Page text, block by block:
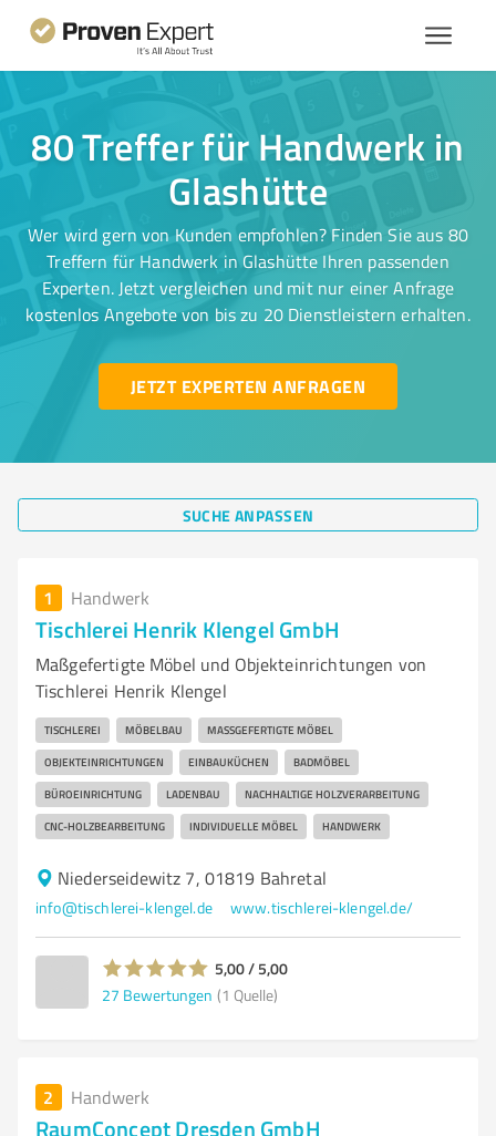
80 Treffer für Handwerk in
Glashütte
Wer wird gern von Kunden empfohlen? Finden Sie aus 80
Treffern für Handwerk in Glashütte Ihren passenden
Experten. Jetzt vergleichen und mit nur einer Anfrage
kostenlos Angebote von bis zu 20 Dienstleistern erhalten.
JETZT EXPERTEN ANFRAGEN
SUCHE ANPASSEN
1 Handwerk
Tischlerei Henrik Klengel GmbH
Maßgefertigte Möbel und Objekteinrichtungen von
Tischlerei Henrik Klengel
TISCHLEREI MÖBELBAU MASSGEFERTIGTE MÖBEL
OBJEKTEINRICHTUNGEN EINBAUKÜCHEN BADMÖBEL
BÜROEINRICHTUNG LADENBAU NACHHALTIGE HOLZVERARBEITUNG
CNC-HOLZBEARBEITUNG INDIVIDUELLE MÖBEL HANDWERK
Niederseidewitz 7, 01819 Bahretal
info@tischlerei-klengel.de www.tischlerei-klengel.de/
5,00 / 5,00
27 Bewertungen (1 Quelle)
2 Handwerk
RaumConcept Dresden GmbH